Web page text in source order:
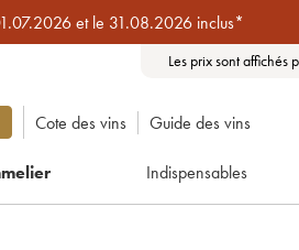
et le 31.08.2026 inclus*
Les prix sont affichés
Cote des vins Guide des vins
Indispensables